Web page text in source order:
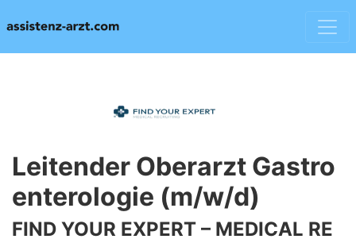
Leitender Oberarzt Gastro
enterologie (m/w/d)
FIND YOUR EXPERT – MEDICAL RE